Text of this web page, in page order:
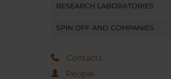
RESEARCH LABORATORIES
SPIN OFF AND COMPANIES
Contacts
People